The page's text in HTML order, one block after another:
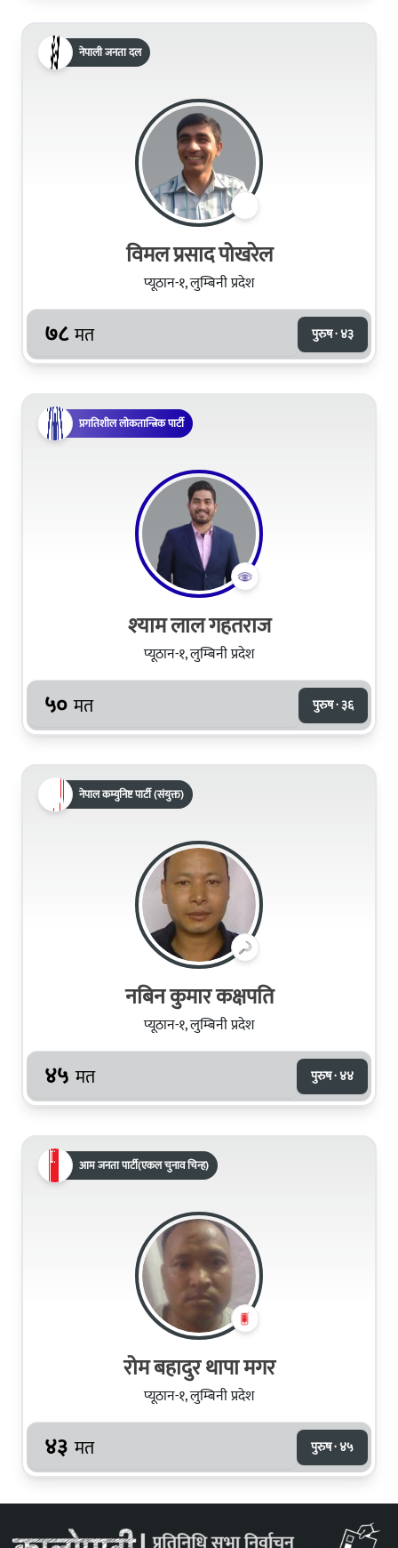
नेपाली जनता दल
विमल प्रसाद पोखरेल
प्यूठान-१, लुम्बिनी प्रदेश
७८ मत पुरुष · ४३
प्रगतिशील लोकतान्त्रिक पार्टी
श्‍याम लाल गहतराज
प्यूठान-१, लुम्बिनी प्रदेश
५० मत पुरुष · ३६
नेपाल कम्युनिष्ट पार्टी (संयुक्त)
नबिन कुमार कक्षपति
प्यूठान-१, लुम्बिनी प्रदेश
४५ मत पुरुष · ४४
आम जनता पार्टी(एकल चुनाव चिन्ह)
रोम बहादुर थापा मगर
प्यूठान-१, लुम्बिनी प्रदेश
४३ मत पुरुष · ४५